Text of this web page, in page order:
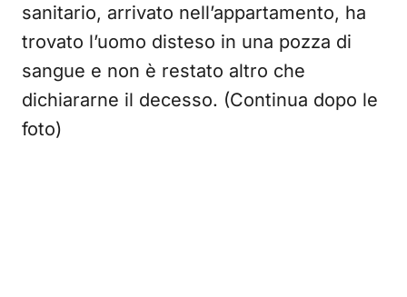
sanitario, arrivato nell’appartamento, ha
trovato l’uomo disteso in una pozza di
sangue e non è restato altro che
dichiararne il decesso. (Continua dopo le
foto)